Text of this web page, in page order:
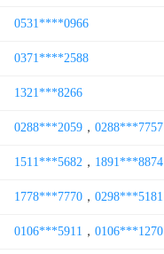
0531****0966
0371****2588
1321***8266
0288***2059 ， 0288***7757
1511***5682 ， 1891***8874
1778***7770 ， 0298***5181
0106***5911 ， 0106***1270